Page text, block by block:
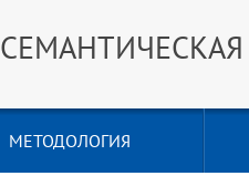
МЕТОДОЛОГИЯ